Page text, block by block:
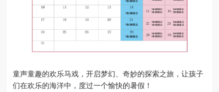
童声童趣的欢乐马戏，开启梦幻、奇妙的探索之旅，让孩子
们在欢乐的海洋中，度过一个愉快的暑假！